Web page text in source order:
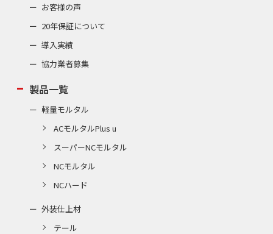
お客様の声
20年保証について
導入実績
協力業者募集
製品一覧
軽量モルタル
ACモルタルPlus u
スーパーNCモルタル
NCモルタル
NCハード
外装仕上材
テール